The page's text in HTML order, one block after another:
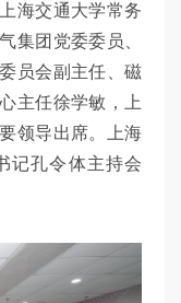
海交通大学常务
集团党委委员、
员会副主任、磁
主任徐学敏，上
领导出席。上海
记孔令体主持会